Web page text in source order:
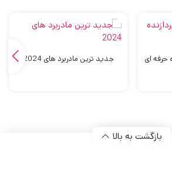
حرفه ای
جدید ترین مادربرد های 2024
بازگشت به بالا